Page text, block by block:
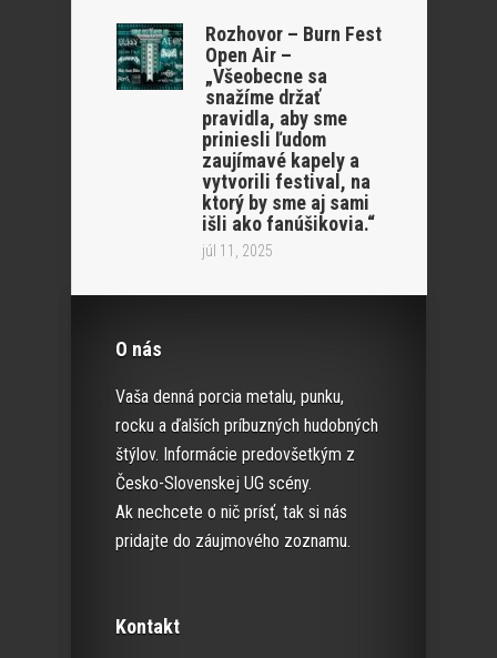
Rozhovor – Burn Fest
Open Air –
„Všeobecne sa
snažíme držať
pravidla, aby sme
priniesli ľudom
zaujímavé kapely a
vytvorili festival, na
ktorý by sme aj sami
išli ako fanúšikovia.“
júl 11, 2025
O nás
Vaša denná porcia metalu, punku,
rocku a ďalších príbuzných hudobných
štýlov. Informácie predovšetkým z
Česko-Slovenskej UG scény.
Ak nechcete o nič prísť, tak si nás
pridajte do záujmového zoznamu.
Kontakt